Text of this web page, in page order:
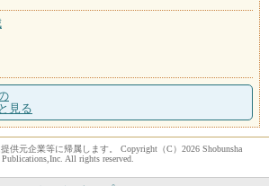
見る
供元企業等に帰属します。 Copyright（C）2026 Shobunsha
Publications,Inc. All rights reserved.